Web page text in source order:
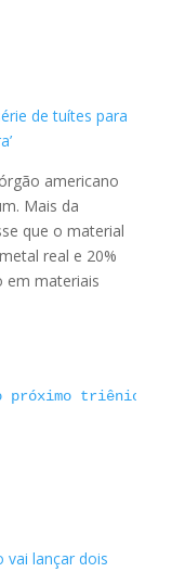
de tuítes para
americano
Mais da
que o material
real e 20%
em materiais
próximo triênio
vai lançar dois